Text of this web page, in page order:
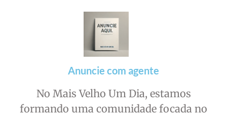
Anuncie com agente
No Mais Velho Um Dia, estamos
formando uma comunidade focada no